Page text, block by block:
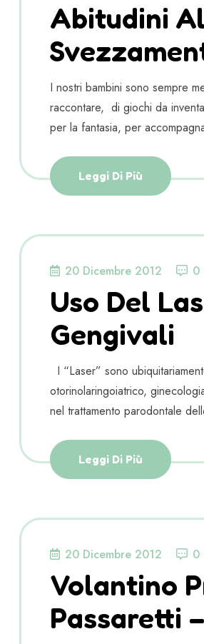
Abitudini
I nostri bambini sono sempre
raccontare, di giochi da
per la fantasia, per
Leggi Di Più
20 Dicembre 2012 0
Uso Del
Gengivali
I “Laser” sono
otorinolaringoiatrico,
nel trattamento parodontale
Leggi Di Più
20 Dicembre 2012 0
Volantino
Passaretti